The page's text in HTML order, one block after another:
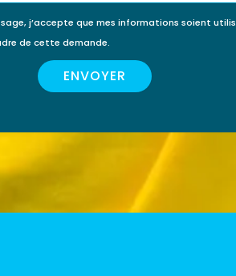
j’accepte que mes informations soient
de cette demande.
ENVOYER